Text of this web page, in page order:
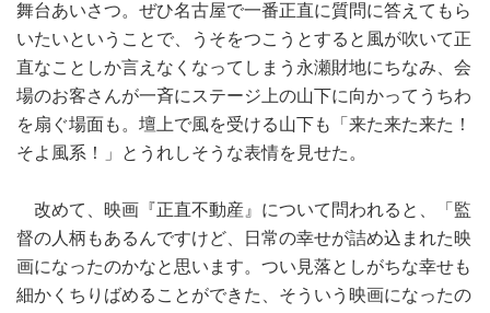
舞台あいさつ。ぜひ名古屋で一番正直に質問に答えてもら
いたいということで、うそをつこうとすると風が吹いて正
直なことしか言えなくなってしまう永瀬財地にちなみ、会
場のお客さんが一斉にステージ上の山下に向かってうちわ
を扇ぐ場面も。壇上で風を受ける山下も「来た来た来た！
そよ風系！」とうれしそうな表情を見せた。
改めて、映画『正直不動産』について問われると、「監
督の人柄もあるんですけど、日常の幸せが詰め込まれた映
画になったのかなと思います。つい見落としがちな幸せも
細かくちりばめることができた、そういう映画になったの